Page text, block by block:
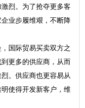
烈。为了抢夺更多客
业步履维艰，不断降
国际贸易买卖双方之
更多的供应商，从而
。供应商也更容易从
使得开发新客户，维